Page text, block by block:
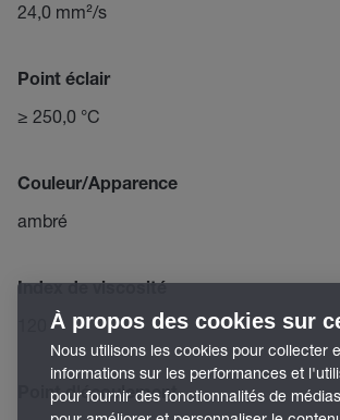
24,0 mm²/s
Point éclair
≥ 250,0 °C
Couleur/Apparence
ambré
Index de viscosité
Point d'écoulement
À propos des cookies sur
Nous utilisons les cookies pour collecter
informations sur les performances et
pour fournir des fonctionnalités de